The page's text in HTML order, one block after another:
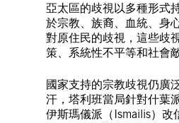
亞太區的歧視以多種形式
於宗教、族裔、血統、身
對原住民的歧視，這些歧
策、系統性不平等和社會
國家支持的宗教歧視仍廣
汗，塔利班當局針對什葉
伊斯瑪儀派（Ismailis）改